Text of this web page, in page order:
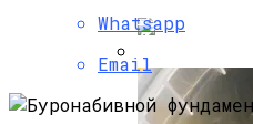
Опалубка
Руками:
Эустома:
Домашних
Whatsapp
Email